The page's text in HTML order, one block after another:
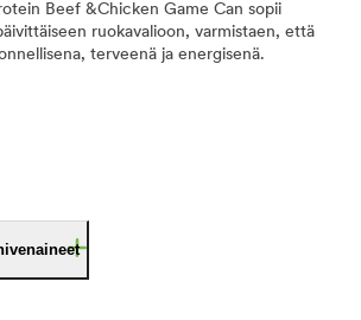
Beef &Chicken Game Can sopii
ruokavalioon, varmistaen, että
terveenä ja energisenä.